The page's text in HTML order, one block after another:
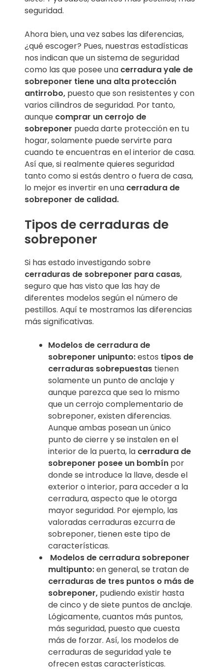
seguridad.
Ahora bien, una vez sabes las diferencias,
¿qué escoger? Pues, nuestras estadísticas
nos indican que un sistema de seguridad
como las que posee una cerradura yale de
sobreponer tiene una alta protección
antirrobo, puesto que son resistentes y con
varios cilindros de seguridad. Por tanto,
aunque comprar un cerrojo de
sobreponer pueda darte protección en tu
hogar, solamente puede servirte para
cuando te encuentras en el interior de casa.
Así que, si realmente quieres seguridad
tanto como si estás dentro o fuera de casa,
lo mejor es invertir en una cerradura de
sobreponer de calidad.
Tipos de cerraduras de
sobreponer
Si has estado investigando sobre
cerraduras de sobreponer para casas,
seguro que has visto que las hay de
diferentes modelos según el número de
pestillos. Aquí te mostramos las diferencias
más significativas.
Modelos de cerradura de
sobreponer unipunto:estos tipos de
cerraduras sobrepuestas tienen
solamente un punto de anclaje y
aunque parezca que sea lo mismo
que un cerrojo complementario de
sobreponer, existen diferencias.
Aunque ambas posean un único
punto de cierre y se instalen en el
interior de la puerta, la cerradura de
sobreponer posee un bombín por
donde se introduce la llave, desde el
exterior o interior, para acceder a la
cerradura, aspecto que le otorga
mayor seguridad. Por ejemplo, las
valoradas cerraduras ezcurra de
sobreponer, tienen este tipo de
características.
Modelos de cerradura sobreponer
multipunto:en general, se tratan de
cerraduras de tres puntos o más de
sobreponer, pudiendo existir hasta
de cinco y de siete puntos de anclaje.
Lógicamente, cuantos más puntos,
más seguridad, puesto que cuesta
más de forzar. Así, los modelos de
cerraduras de seguridad yale te
ofrecen estas características.